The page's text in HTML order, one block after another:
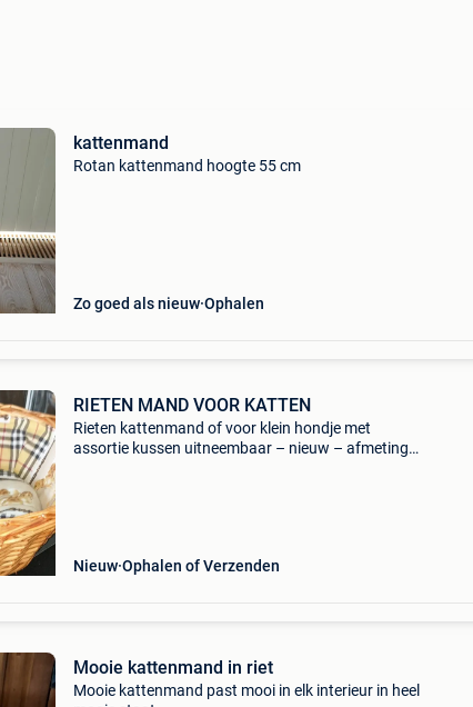
kattenmand
Rotan kattenmand hoogte 55 cm
Zo goed als nieuw Ophalen
RIETEN MAND VOOR KATTEN
Rieten kattenmand of voor klein hondje met
assortie kussen uitneembaar – nieuw – afmetingen
Nieuw Ophalen of Verzenden
Mooie kattenmand in riet
Mooie kattenmand past mooi in elk interieur in heel